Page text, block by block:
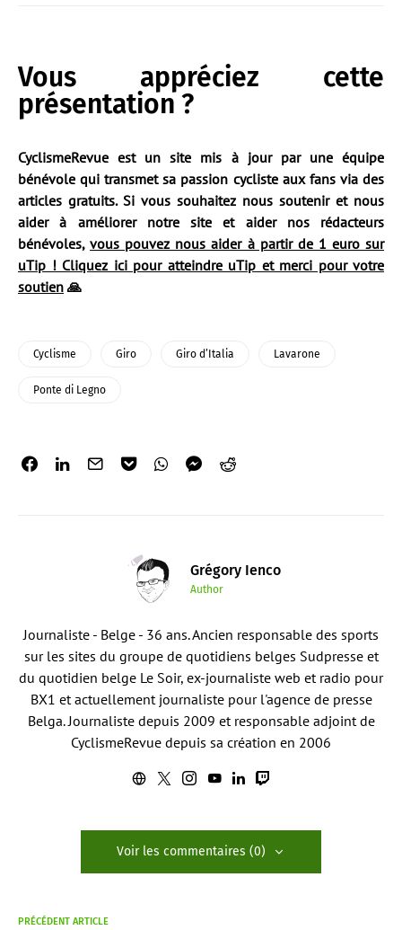
Vous appréciez cette
présentation ?
CyclismeRevue est un site mis à jour par une équipe
bénévole qui transmet sa passion cycliste aux fans via des
articles gratuits. Si vous souhaitez nous soutenir et nous
aider à améliorer notre site et aider nos rédacteurs
bénévoles,vous pouvez nous aider à partir de 1 euro sur
uTip ! Cliquez ici pour atteindre uTip et merci pour votre
soutien 🙏
Cyclisme Giro Giro d’Italia Lavarone
Ponte di Legno
Grégory Ienco
Author
Journaliste - Belge - 36 ans. Ancien responsable des sports
sur les sites du groupe de quotidiens belges Sudpresse et
du quotidien belge Le Soir, ex-journaliste web et radio pour
BX1 et actuellement journaliste pour l'agence de presse
Belga. Journaliste depuis 2009 et responsable adjoint de
CyclismeRevue depuis sa création en 2006
Voir les commentaires (0)
PRÉCÉDENT ARTICLE